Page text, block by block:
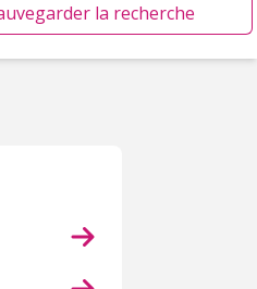
la recherche